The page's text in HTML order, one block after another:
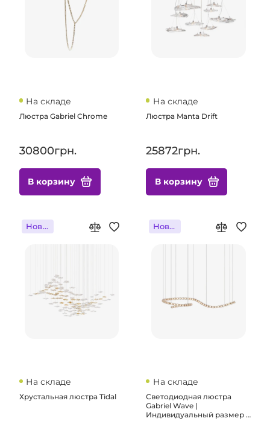
На складе
Люстра Gabriel Chrome
30800грн.
В корзину
На складе
Люстра Manta Drift
25872грн.
В корзину
Новинка
На складе
Хрустальная люстра Tidal
Новинка
На складе
Светодиодная люстра
Gabriel Wave |
Индивидуальный размер и